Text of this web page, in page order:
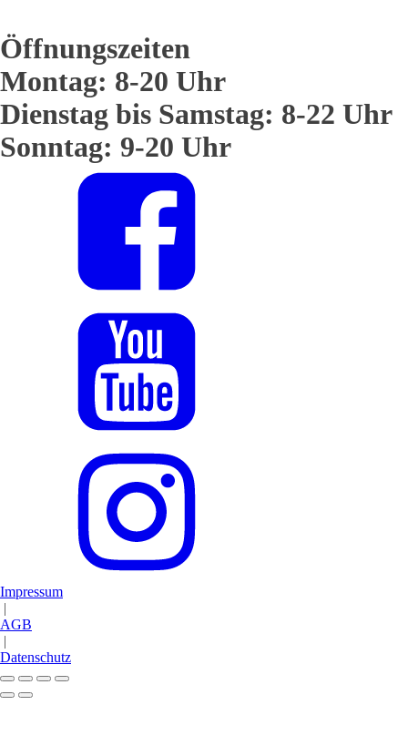
Öffnungszeiten
Montag: 8-20 Uhr
Dienstag bis Samstag: 8-22 Uhr
Sonntag: 9-20 Uhr
Impressum
|
AGB
|
Datenschutz